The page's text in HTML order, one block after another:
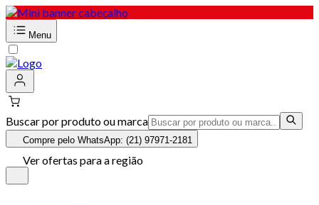
Menu
Buscar por produto ou marca
Compre pelo WhatsApp: (21) 97971-2181
Ver ofertas para a região